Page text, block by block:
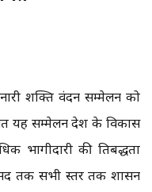
नारी शक्ति वंदन सम्‍मेलन को
यह सम्‍मेलन देश के विकास
की प्रतिबद्धता
तक सभी स्‍तर तक शासन